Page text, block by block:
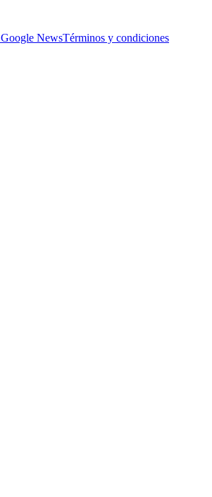
Google NewsTérminos y condiciones